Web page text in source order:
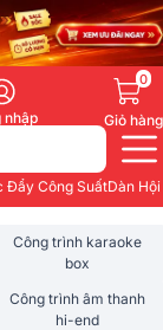
nhập
0
Giỏ hàng
Đẩy Công SuấtDàn
Công trình karaoke
box
Công trình âm thanh
hi-end